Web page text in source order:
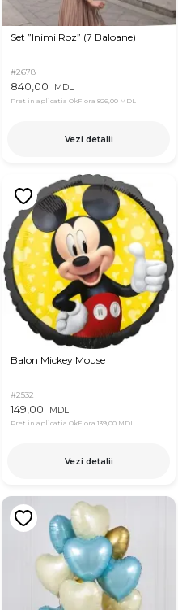
Set ”Inimi Roz” (7 Baloane)
#2678
840,00 MDL
Pret in aplicatia OkFlora 826,00 MDL
Vezi detalii
Balon Mickey Mouse
#2532
149,00 MDL
Pret in aplicatia OkFlora 139,00 MDL
Vezi detalii